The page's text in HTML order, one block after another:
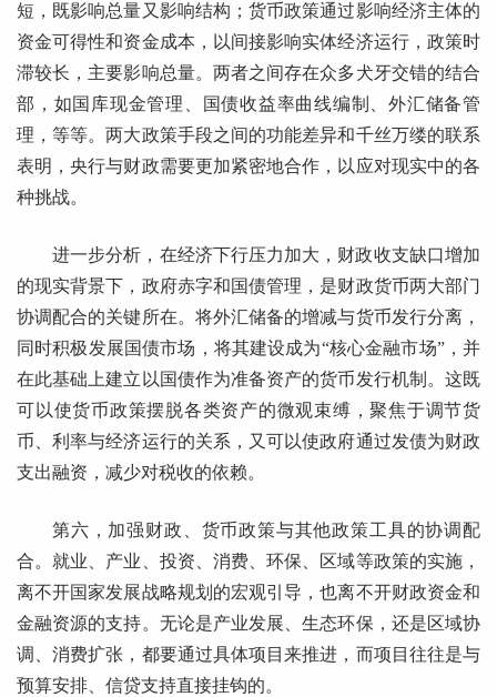
短，既影响总量又影响结构；货币政策通过影响经济主体的
资金可得性和资金成本，以间接影响实体经济运行，政策时
滞较长，主要影响总量。两者之间存在众多犬牙交错的结合
部，如国库现金管理、国债收益率曲线编制、外汇储备管
理，等等。两大政策手段之间的功能差异和千丝万缕的联系
表明，央行与财政需要更加紧密地合作，以应对现实中的各
种挑战。
进一步分析，在经济下行压力加大，财政收支缺口增加
的现实背景下，政府赤字和国债管理，是财政货币两大部门
协调配合的关键所在。将外汇储备的增减与货币发行分离，
同时积极发展国债市场，将其建设成为“核心金融市场”，并
在此基础上建立以国债作为准备资产的货币发行机制。这既
可以使货币政策摆脱各类资产的微观束缚，聚焦于调节货
币、利率与经济运行的关系，又可以使政府通过发债为财政
支出融资，减少对税收的依赖。
第六，加强财政、货币政策与其他政策工具的协调配
合。就业、产业、投资、消费、环保、区域等政策的实施，
离不开国家发展战略规划的宏观引导，也离不开财政资金和
金融资源的支持。无论是产业发展、生态环保，还是区域协
调、消费扩张，都要通过具体项目来推进，而项目往往是与
预算安排、信贷支持直接挂钩的。